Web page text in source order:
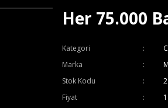
Her 75.000
Kategori
Marka
Stok Kodu
Fiyat